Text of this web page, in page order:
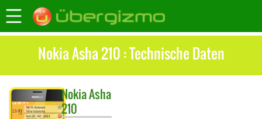
Nokia Asha 210 : Technische Daten
NokiaAsha
210